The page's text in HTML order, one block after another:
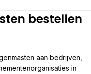
bestellen
aan bedrijven,
in